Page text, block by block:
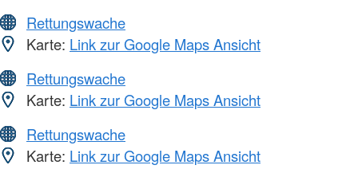
Rettungswache
Karte: Link zur Google Maps Ansicht
Rettungswache
Karte: Link zur Google Maps Ansicht
Rettungswache
Karte: Link zur Google Maps Ansicht